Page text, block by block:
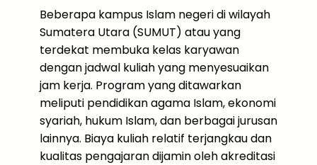
Beberapa kampus Islam negeri di wilayah
Sumatera Utara (SUMUT) atau yang
terdekat membuka kelas karyawan
dengan jadwal kuliah yang menyesuaikan
jam kerja. Program yang ditawarkan
meliputi pendidikan agama Islam, ekonomi
syariah, hukum Islam, dan berbagai jurusan
lainnya. Biaya kuliah relatif terjangkau dan
kualitas pengajaran dijamin oleh akreditasi